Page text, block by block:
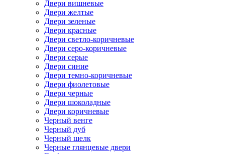
Двери вишневые
Двери желтые
Двери зеленые
Двери красные
Двери светло-коричневые
Двери серо-коричневые
Двери серые
Двери синие
Двери темно-коричневые
Двери фиолетовые
Двери черные
Двери шоколадные
Двери коричневые
Черный венге
Черный дуб
Черный шелк
Черные глянцевые двери